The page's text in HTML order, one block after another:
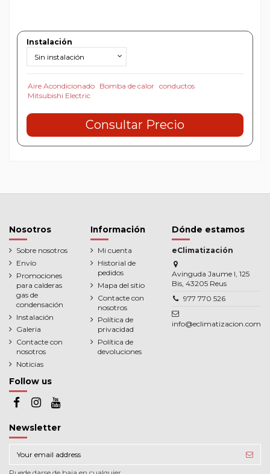
Instalación
Aire Acondicionado Bomba de calor conductos
Mitsubishi Electric
Consultar Precio
Nosotros
Sobre nosotros
Envío
Promociones
para calderas
gas de
condensación
Instalación
Galeria
Contacte con
nosotros
Noticias
Información
Mi cuenta
Historial de
pedidos
Mapa del sitio
Contacte con
nosotros
Política de
privacidad
Política de
devoluciones
Dónde estamos
eClimatización
Avinguda Jaume I, 125
Bis, 43205 Reus
977 770 526
info@eclimatizacion.com
Follow us
Newsletter